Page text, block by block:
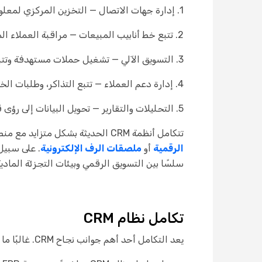
1. إدارة جهات الاتصال — التخزين المركزي لمعلومات العملاء.
2. تتبع خط أنابيب المبيعات — مراقبة العملاء المحتملين عبر مراحل المبيعات.
3. التسويق الآلي — تشغيل حملات مستهدفة وتتبع المشاركة.
4. إدارة دعم العملاء — تتبع التذاكر، وطلبات الخدمة، والملاحظات.
5. التحليلات والتقارير — تحويل البيانات إلى رؤى قابلة للتنفيذ.
تتكامل أنظمة CRM الحديثة بشكل متزايد مع منصات التجارة الإلكترونية، وأدوات التسويق عبر البريد الإلكتروني، وحتى الأنظمة المادية داخل المتاجر مثل
الرقمية أو ملصقات الرف الإلكترونية
سلسًا بين التسويق الرقمي وبيئات التجزئة
تكامل نظام CRM
يعد التكامل أحد أهم جوانب نجاح CRM. غالبًا ما تدمج الشركات CRM مع أنظمة البريد الإلكتروني، وERP، ومنصات التجارة الإلكترونية، وتطبيقات الطرف الثالث الأخرى.